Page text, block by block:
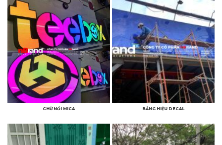
CHỮ NỔI MICA BẢNG HIỆU DECAL